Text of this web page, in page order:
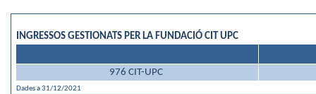
INGRESSOS GESTIONATS PER LA FUNDACIÓ CIT UPC
976 CIT-UPC
Dades a 31/12/2021